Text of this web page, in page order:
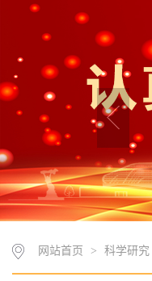
网站首页 > 科学研究